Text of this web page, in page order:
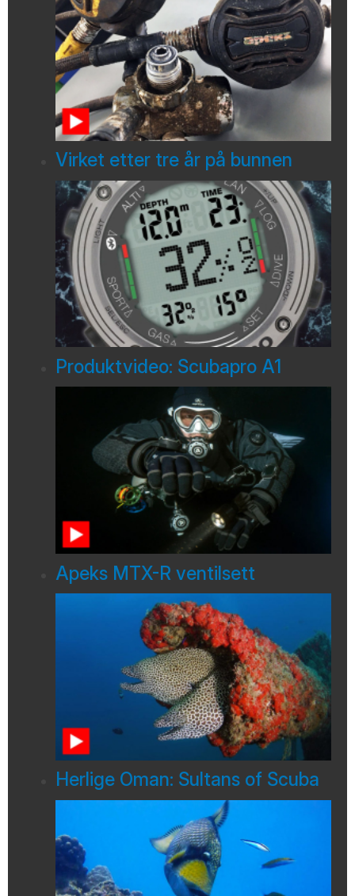
Virket etter tre år på bunnen
Produktvideo: Scubapro A1
Apeks MTX-R ventilsett
Herlige Oman: Sultans of Scuba